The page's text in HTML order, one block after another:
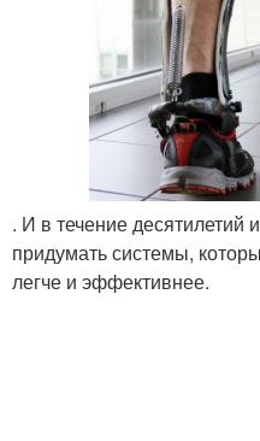
. И в течение десятилетий
придумать системы,
легче и эффективнее.